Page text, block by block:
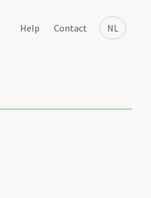
NL
Help Contact